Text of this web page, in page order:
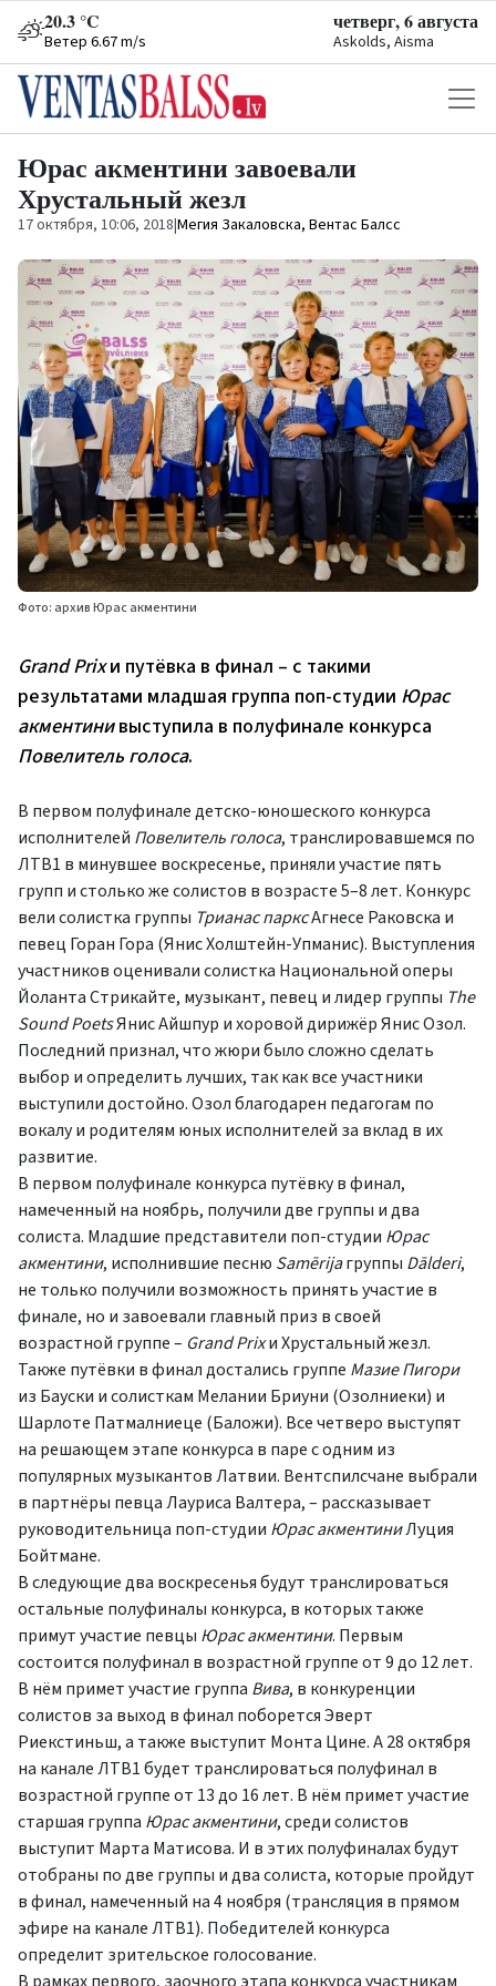
20.3 °C
Ветер 6.67 m/s
четверг, 6 августа
Askolds, Aisma
Юрас акментини завоевали
Хрустальный жезл
17 октября, 10:06, 2018|Мегия Закаловска, Вентас Балсс
Фото: архив Юрас акментини
Grand Prixи путёвка в финал – с такими
результатами младшая группа поп-студии Юрас
акментинивыступила в полуфинале конкурса
Повелитель голоса.
В первом полуфинале детско-юношеского конкурса
исполнителей Повелитель голоса, транслировавшемся по
ЛТВ1 в минувшее воскресенье, приняли участие пять
групп и столько же солистов в возрасте 5–8 лет. Конкурс
вели солистка группы Трианас парксАгнесе Раковска и
певец Горан Гора (Янис Холштейн-Упманис). Выступления
участников оценивали солистка Национальной оперы
Йоланта Стрикайте, музыкант, певец и лидер группы The
Sound PoetsЯнис Айшпур и хоровой дирижёр Янис Озол.
Последний признал, что жюри было сложно сделать
выбор и определить лучших, так как все участники
выступили достойно. Озол благодарен педагогам по
вокалу и родителям юных исполнителей за вклад в их
развитие.
В первом полуфинале конкурса путёвку в финал,
намеченный на ноябрь, получили две группы и два
солиста. Младшие представители поп-студии Юрас
акментини, исполнившие песню Samērijaгруппы Dālderi,
не только получили возможность принять участие в
финале, но и завоевали главный приз в своей
возрастной группе – Grand Prixи Хрустальный жезл.
Также путёвки в финал достались группе Мазие Пигори
из Бауски и солисткам Мелании Бриуни (Озолниеки) и
Шарлоте Патмалниеце (Баложи). Все четверо выступят
на решающем этапе конкурса в паре с одним из
популярных музыкантов Латвии. Вентспилсчане выбрали
в партнёры певца Лауриса Валтера, – рассказывает
руководительница поп-студии Юрас акментиниЛуция
Бойтмане.
В следующие два воскресенья будут транслироваться
остальные полуфиналы конкурса, в которых также
примут участие певцы Юрас акментини. Первым
состоится полуфинал в возрастной группе от 9 до 12 лет.
В нём примет участие группа Вива, в конкуренции
солистов за выход в финал поборется Эверт
Риекстиньш, а также выступит Монта Цине. А 28 октября
на канале ЛТВ1 будет транслироваться полуфинал в
возрастной группе от 13 до 16 лет. В нём примет участие
старшая группа Юрас акментини, среди солистов
выступит Марта Матисова. И в этих полуфиналах будут
отобраны по две группы и два солиста, которые пройдут
в финал, намеченный на 4 ноября (трансляция в прямом
эфире на канале ЛТВ1). Победителей конкурса
определит зрительское голосование.
В рамках первого, заочного этапа конкурса участникам